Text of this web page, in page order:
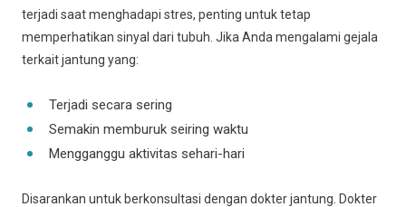
terjadi saat menghadapi stres, penting untuk tetap
memperhatikan sinyal dari tubuh. Jika Anda mengalami gejala
terkait jantung yang:
Terjadi secara sering
Semakin memburuk seiring waktu
Mengganggu aktivitas sehari-hari
Disarankan untuk berkonsultasi dengan dokter jantung. Dokter